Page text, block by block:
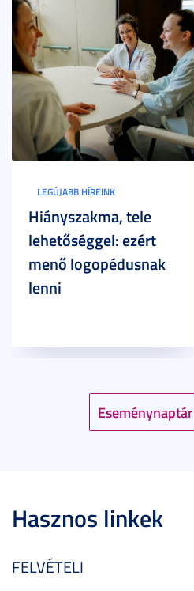
Eseménynaptár
LEGÚJABB HÍREINK
Hiányszakma, tele
lehetőséggel: ezért
menő logopédusnak
lenni
Hasznos linkek
FELVÉTELI